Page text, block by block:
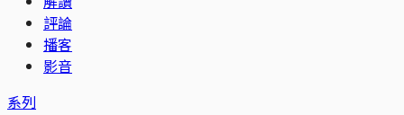
評論
播客
影音
系列